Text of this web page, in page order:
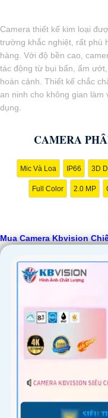
Bạn có thể điều chỉnh và
cầu cụ thể của bạn. Chúc
Camera thiết kế kim loại
trường khắc nghiệt, rất phù
hàng. Với độ bền cao,
tác động từ bụi bẩn, ẩm
hoàn cảnh. Thiết kế chắc
an ninh cho không gian
dụng.
CAMERA
Mic Và Loa IP66 3D
Full Color 2.0 MP
Mua Camera Kbvision